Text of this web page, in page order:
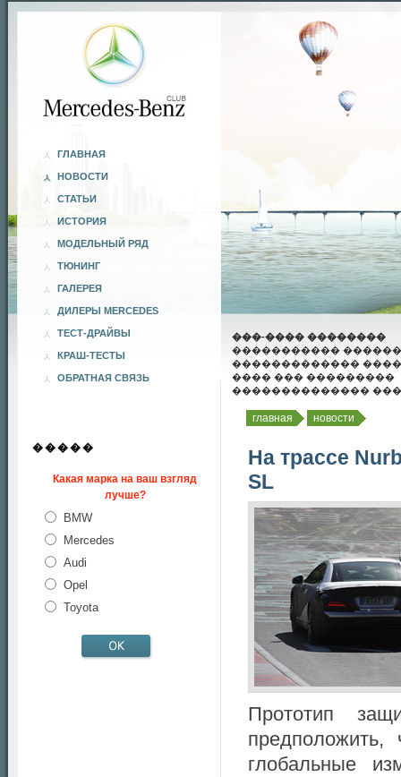
ГЛАВНАЯ
НОВОСТИ
СТАТЬИ
ИСТОРИЯ
МОДЕЛЬНЫЙ РЯД
ТЮНИНГ
ГАЛЕРЕЯ
ДИЛЕРЫ MERCEDES
ТЕСТ-ДРАЙВЫ
КРАШ-ТЕСТЫ
ОБРАТНАЯ СВЯЗЬ
���-���� ��������
�����������
�������������
���� ��� ���������
��������������
�����
Какая марка на ваш взгляд
лучше?
BMW
Mercedes
Audi
Opel
Toyota
главная новости
На трассе
SL
Прототип
предположить,
глобальные